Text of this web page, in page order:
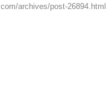
archives/post-26894.html